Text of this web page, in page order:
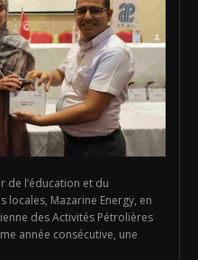
de l’éducation et du
Mazarine Energy, en
des Activités Pétrolières
année consécutive, une